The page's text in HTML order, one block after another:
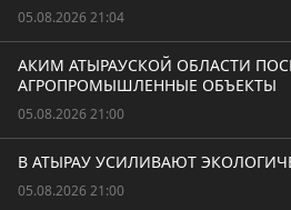
05.08.2026 21:04
АКИМ АТЫРАУСКОЙ ОБЛАСТИ
АГРОПРОМЫШЛЕННЫЕ ОБЪЕКТЫ
05.08.2026 21:00
В АТЫРАУ УСИЛИВАЮТ
05.08.2026 21:00